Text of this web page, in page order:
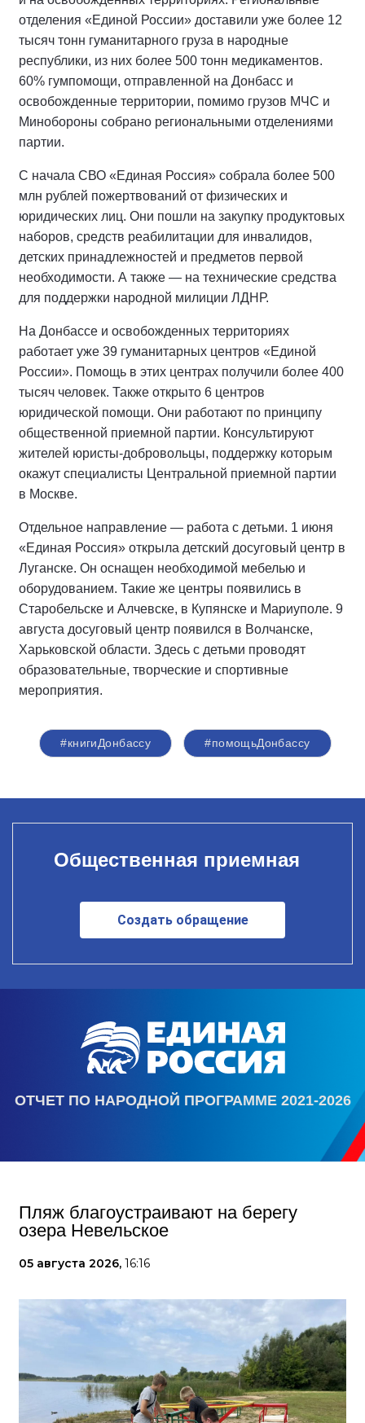
отделения «Единой России» доставили уже более 12
тысяч тонн гуманитарного груза в народные
республики, из них более 500 тонн медикаментов.
60% гумпомощи, отправленной на Донбасс и
освобожденные территории, помимо грузов МЧС и
Минобороны собрано региональными отделениями
партии.
С начала СВО «Единая Россия» собрала более 500
млн рублей пожертвований от физических и
юридических лиц. Они пошли на закупку продуктовых
наборов, средств реабилитации для инвалидов,
детских принадлежностей и предметов первой
необходимости. А также — на технические средства
для поддержки народной милиции ЛДНР.
На Донбассе и освобожденных территориях
работает уже 39 гуманитарных центров «Единой
России». Помощь в этих центрах получили более 400
тысяч человек. Также открыто 6 центров
юридической помощи. Они работают по принципу
общественной приемной партии. Консультируют
жителей юристы-добровольцы, поддержку которым
окажут специалисты Центральной приемной партии
в Москве.
Отдельное направление — работа с детьми. 1 июня
«Единая Россия» открыла детский досуговый центр в
Луганске. Он оснащен необходимой мебелью и
оборудованием. Такие же центры появились в
Старобельске и Алчевске, в Купянске и Мариуполе. 9
августа досуговый центр появился в Волчанске,
Харьковской области. Здесь с детьми проводят
образовательные, творческие и спортивные
мероприятия.
#книгиДонбассу #помощьДонбассу
Общественная приемная
Создать обращение
ОТЧЕТ ПО НАРОДНОЙ ПРОГРАММЕ 2021-2026
Пляж благоустраивают на берегу
озера Невельское
05 августа 2026, 16:16